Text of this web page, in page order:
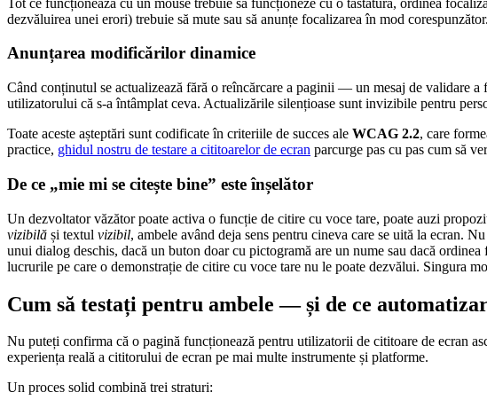
dezvăluirea unei erori) trebuie să mute sau să anunțe focalizarea în mod
Anunțarea modificărilor dinamice
Când conținutul se actualizează fără o reîncărcare a paginii — un mesaj de validare
utilizatorului că s-a întâmplat ceva. Actualizările silențioase sunt invizibile pentru
Toate aceste așteptări sunt codificate în criteriile de succes ale WCAG 2.2, care
practice, ghidul nostru de testare a cititoarelor de ecran parcurge pas cu pas cum să
De ce „mie mi se citește bine” este înșelător
Un dezvoltator văzător poate activa o funcție de citire cu voce tare, poate auzi
vizibilă și textul vizibil, ambele având deja sens pentru cineva care se uită la ecran.
unui dialog deschis, dacă un buton doar cu pictogramă are un nume sau dacă
lucrurile pe care o demonstrație de citire cu voce tare nu le poate dezvălui. Singura
Cum să testați pentru ambele — și de ce
Nu puteți confirma că o pagină funcționează pentru utilizatorii de cititoare de ecran
experiența reală a cititorului de ecran pe mai multe instrumente și platforme.
Un proces solid combină trei straturi: